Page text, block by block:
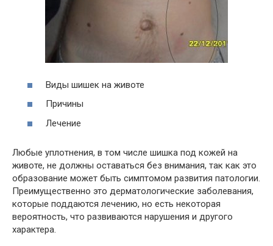
Виды шишек на животе
Причины
Лечение
Любые уплотнения, в том числе шишка под кожей на
животе, не должны оставаться без внимания, так как это
образование может быть симптомом развития патологии.
Преимущественно это дерматологические заболевания,
которые поддаются лечению, но есть некоторая
вероятность, что развиваются нарушения и другого
характера.